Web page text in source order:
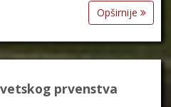
Opširnije
prvenstva